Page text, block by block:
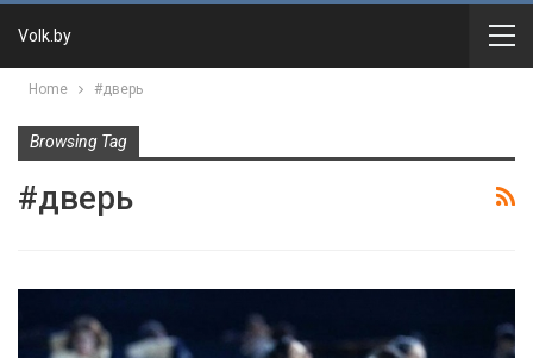
Volk.by
Home #дверь
Browsing Tag
#дверь